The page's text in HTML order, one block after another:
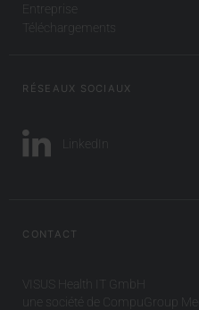
Entreprise
Téléchargements
RÉSEAUX SOCIAUX
LinkedIn
CONTACT
VISUS Health IT GmbH
une société de CompuGroup